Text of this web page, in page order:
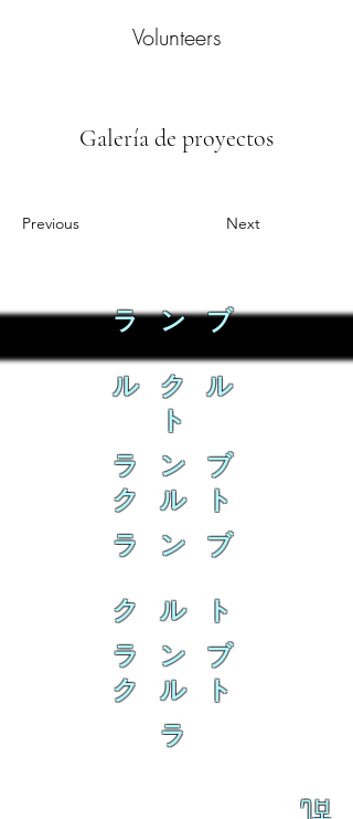
Volunteers
Galería de proyectos
Previous Next
ラ ン ブ
ル ク ル
ト
ラ ン ブ
ク ル ト
ラ ン ブ
ク ル ト
ラ ン ブ
ク ル ト
ラ